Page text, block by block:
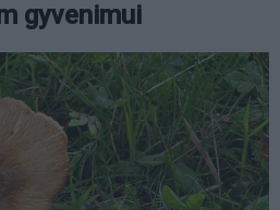
gyvenimui